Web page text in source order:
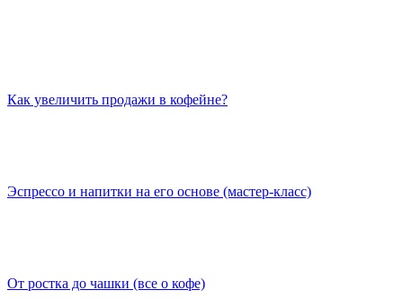
Как увеличить продажи в кофейне?
Эспрессо и напитки на его основе (мастер-класс)
От ростка до чашки (все о кофе)